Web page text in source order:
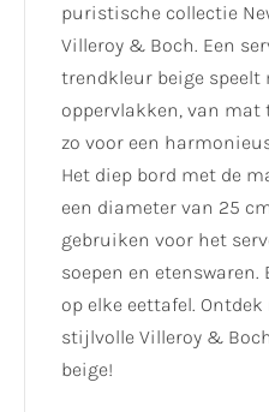
puristische collectie
Villeroy & Boch. Een
trendkleur beige speelt
oppervlakken, van mat
zo voor een
Het diep bord met de
een diameter van 25
gebruiken voor het
soepen en
op elke eettafel.
stijlvolle Villeroy &
beige!